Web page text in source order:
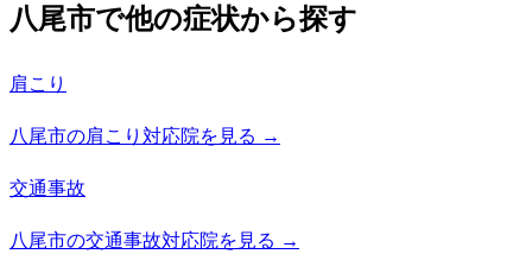
八尾市で他の症状から探す
肩こり
八尾市の肩こり対応院を見る →
交通事故
八尾市の交通事故対応院を見る →